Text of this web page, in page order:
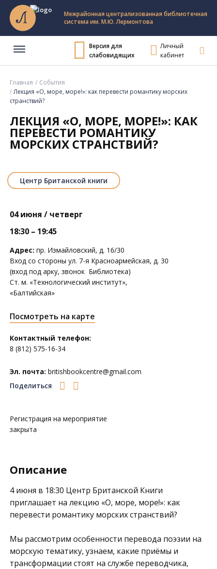
Межрайонная централизованная библиотечная
система им. М.Ю. Лермонтова
Версия для
слабовидящих
Личный
кабинет
Главная
События
Лекция «О, море, море!»: как перевести романтику морских
странствий?
ЛЕКЦИЯ «О, МОРЕ, МОРЕ!»: КАК
ПЕРЕВЕСТИ РОМАНТИКУ
МОРСКИХ СТРАНСТВИЙ?
Центр Британской книги
04 июня / четверг
18:30 – 19:45
Адрес: пр. Измайловский, д. 16/30
Вход со стороны ул. 7-я Красноармейская, д. 30
(вход под арку, звонок Библиотека)
Ст. м. «Технологический институт»,
«Балтийская»
Посмотреть на карте
Контактный телефон:
8 (812) 575-16-34
Эл. почта: britishbookcentre@gmail.com
Поделиться
Регистрация на мероприятие
закрыта
Описание
4 июня в 18:30 Центр Британской Книги
приглашает на лекцию «О, море, море!»: как
перевести романтику морских странствий?
Мы рассмотрим особенности перевода поэзии на
морскую тематику, узнаем, какие приёмы и
трансформации стоят на службе переводчика,